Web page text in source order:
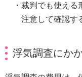
裁判でも使える
注意して確認す
浮気調査にか